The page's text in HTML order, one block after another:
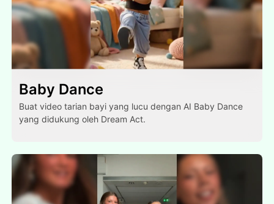
Baby Dance
Buat video tarian bayi yang lucu dengan AI Baby Dance
yang didukung oleh Dream Act.